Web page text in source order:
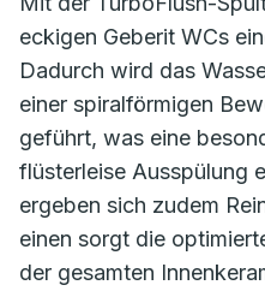
eckigen Geberit WCs
Dadurch wird das
einer spiralförmigen
geführt, was eine
flüsterleise Ausspülung
ergeben sich zudem
einen sorgt die
der gesamten